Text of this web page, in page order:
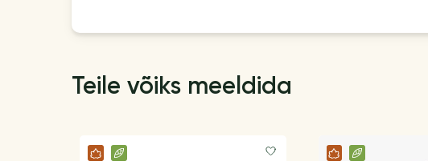
Teile võiks meeldida